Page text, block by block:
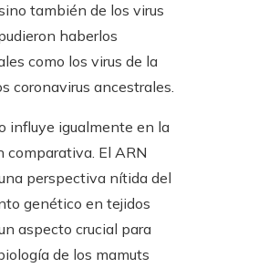
también de los virus
haberlos
como los virus de la
coronavirus ancestrales.
influye igualmente en la
comparativa. El ARN
perspectiva nítida del
genético en tejidos
aspecto crucial para
de los mamuts